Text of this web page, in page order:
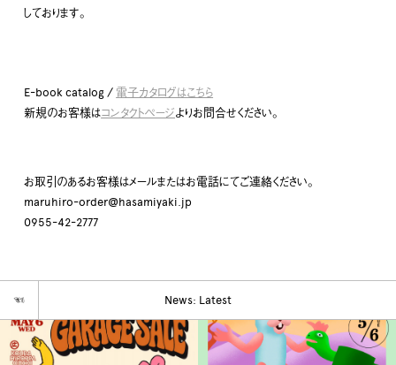
しております。
E-book catalog / 電子カタログはこちら
新規のお客様はコンタクトページよりお問合せください。
お取引のあるお客様はメールまたはお電話にてご連絡ください。
maruhiro-order@hasamiyaki.jp
0955-42-2777
News: Latest
☜